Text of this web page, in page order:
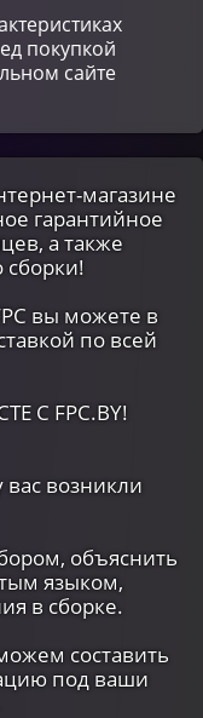
покупкой
сайте
магазине
гарантийное
а также
сборки!
вы можете в
по всей
С FPC.BY!
вас возникли
объяснить
языком,
в сборке.
составить
под ваши